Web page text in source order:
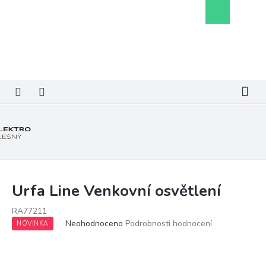
košík
Urfa Line Venkovní osvětlení
RA77211
NOVINKA
Průměrné
Neohodnoceno Podrobnosti hodnocení